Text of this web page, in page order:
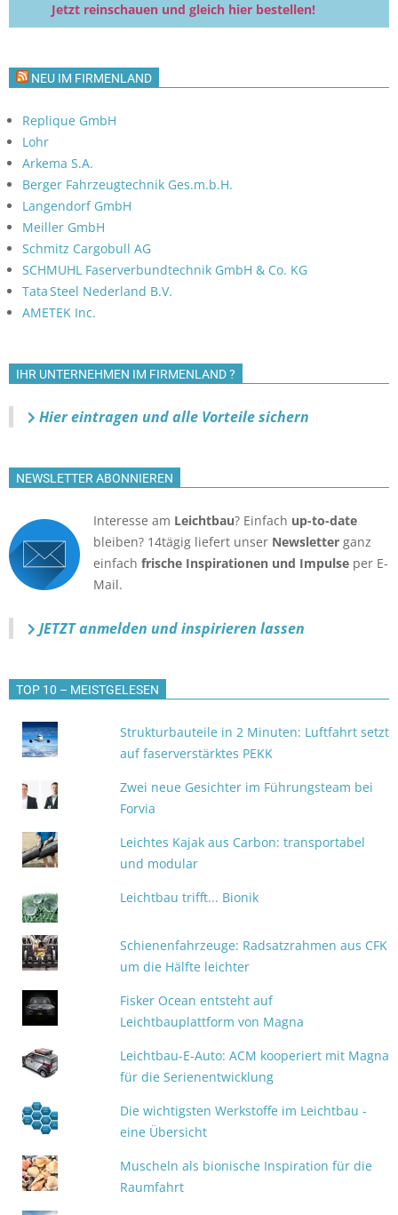
Jetzt reinschauen und gleich hier bestellen!
NEU IM FIRMENLAND
Replique GmbH
Lohr
Arkema S.A.
Berger Fahrzeugtechnik Ges.m.b.H.
Langendorf GmbH
Meiller GmbH
Schmitz Cargobull AG
SCHMUHL Faserverbundtechnik GmbH & Co. KG
Tata Steel Nederland B.V.
AMETEK Inc.
IHR UNTERNEHMEN IM FIRMENLAND ?
Hier eintragen und alle Vorteile sichern
NEWSLETTER ABONNIEREN
Interesse am Leichtbau? Einfach up-to-date
bleiben? 14tägig liefert unser Newsletter ganz
einfach frische Inspirationen und Impulse per E-
Mail.
JETZT anmelden und inspirieren lassen
TOP 10 – MEISTGELESEN
Strukturbauteile in 2 Minuten: Luftfahrt setzt
auf faserverstärktes PEKK
Zwei neue Gesichter im Führungsteam bei
Forvia
Leichtes Kajak aus Carbon: transportabel
und modular
Leichtbau trifft... Bionik
Schienenfahrzeuge: Radsatzrahmen aus CFK
um die Hälfte leichter
Fisker Ocean entsteht auf
Leichtbauplattform von Magna
Leichtbau-E-Auto: ACM kooperiert mit Magna
für die Serienentwicklung
Die wichtigsten Werkstoffe im Leichtbau -
eine Übersicht
Muscheln als bionische Inspiration für die
Raumfahrt